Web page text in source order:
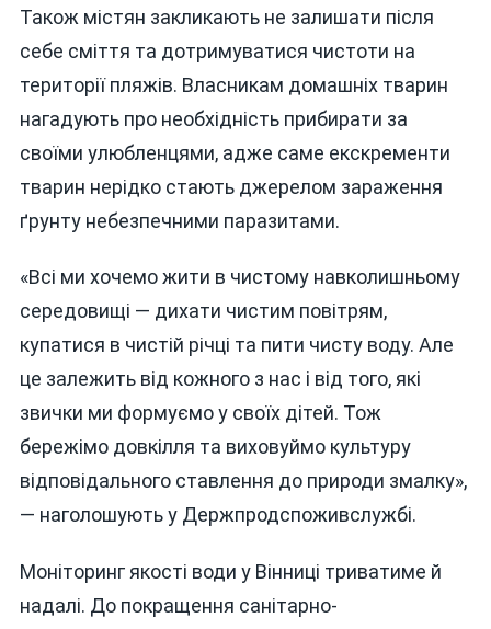
Також містян закликають не залишати після
себе сміття та дотримуватися чистоти на
території пляжів. Власникам домашніх тварин
нагадують про необхідність прибирати за
своїми улюбленцями, адже саме екскременти
тварин нерідко стають джерелом зараження
ґрунту небезпечними паразитами.
«Всі ми хочемо жити в чистому навколишньому
середовищі — дихати чистим повітрям,
купатися в чистій річці та пити чисту воду. Але
це залежить від кожного з нас і від того, які
звички ми формуємо у своїх дітей. Тож
бережімо довкілля та виховуймо культуру
відповідального ставлення до природи змалку»,
— наголошують у Держпродспоживслужбі.
Моніторинг якості води у Вінниці триватиме й
надалі. До покращення санітарно-